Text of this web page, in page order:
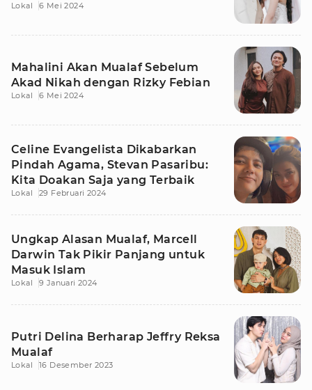
Lokal 6 Mei 2024
Mahalini Akan Mualaf Sebelum
Akad Nikah dengan Rizky Febian
Lokal 6 Mei 2024
Celine Evangelista Dikabarkan
Pindah Agama, Stevan Pasaribu:
Kita Doakan Saja yang Terbaik
Lokal 29 Februari 2024
Ungkap Alasan Mualaf, Marcell
Darwin Tak Pikir Panjang untuk
Masuk Islam
Lokal 9 Januari 2024
Putri Delina Berharap Jeffry Reksa
Mualaf
Lokal 16 Desember 2023